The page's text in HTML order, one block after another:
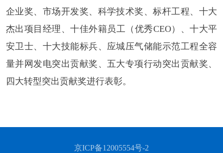
企业奖、市场开发奖、科学技术奖、标杆工程、十大
杰出项目经理、十佳外籍员工（优秀CEO）、十大平
安卫士、十大技能标兵、应城压气储能示范工程全容
量并网发电突出贡献奖、五大专项行动突出贡献奖、
四大转型突出贡献奖进行表彰。
京ICP备12005554号-2